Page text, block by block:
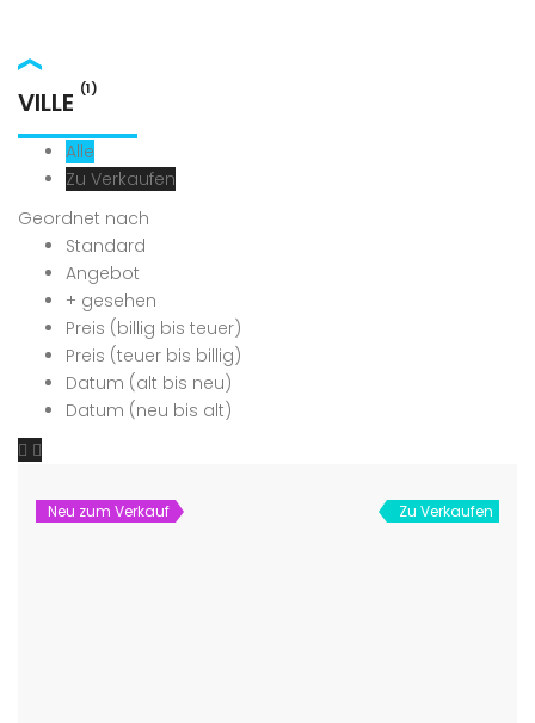
VILLE (1)
Alle
Zu Verkaufen
Geordnet nach
Standard
Angebot
+ gesehen
Preis (billig bis teuer)
Preis (teuer bis billig)
Datum (alt bis neu)
Datum (neu bis alt)
Neu zum Verkauf Zu Verkaufen